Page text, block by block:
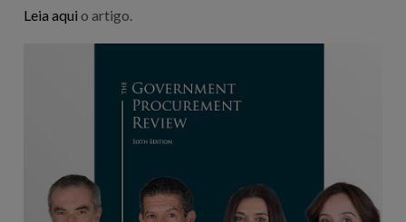
Leia aqui o artigo.